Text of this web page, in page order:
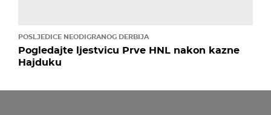
POSLJEDICE NEODIGRANOG DERBIJA
Pogledajte ljestvicu Prve HNL nakon kazne
Hajduku